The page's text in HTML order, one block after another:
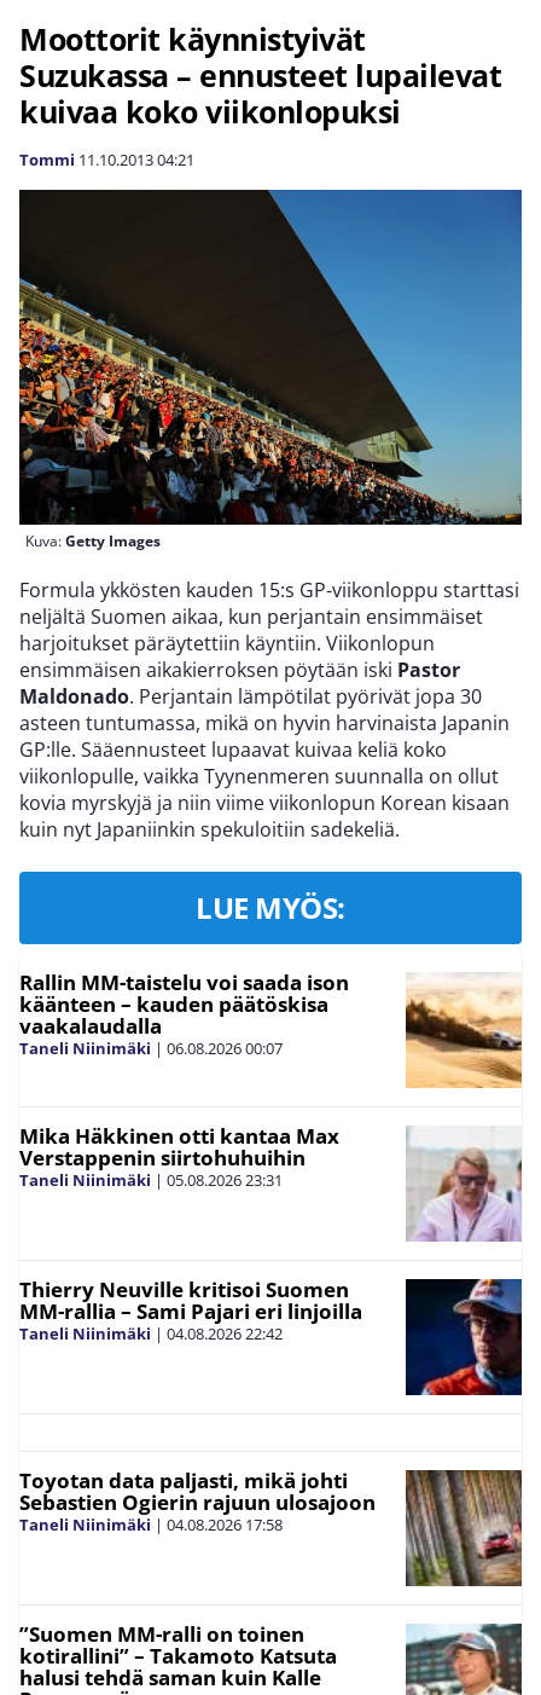
Moottorit käynnistyivät
Suzukassa – ennusteet lupailevat
kuivaa koko viikonlopuksi
Tommi 11.10.201304:21
Kuva:Getty Images
Formula ykkösten kauden 15:s GP-viikonloppu starttasi
neljältä Suomen aikaa, kun perjantain ensimmäiset
harjoitukset päräytettiin käyntiin. Viikonlopun
ensimmäisen aikakierroksen pöytään iski Pastor
Maldonado. Perjantain lämpötilat pyörivät jopa 30
asteen tuntumassa, mikä on hyvin harvinaista Japanin
GP:lle. Sääennusteet lupaavat kuivaa keliä koko
viikonlopulle, vaikka Tyynenmeren suunnalla on ollut
kovia myrskyjä ja niin viime viikonlopun Korean kisaan
kuin nyt Japaniinkin spekuloitiin sadekeliä.
LUE MYÖS:
Rallin MM-taistelu voi saada ison
käänteen – kauden päätöskisa
vaakalaudalla
Taneli Niinimäki | 06.08.202600:07
Mika Häkkinen otti kantaa Max
Verstappenin siirtohuhuihin
Taneli Niinimäki | 05.08.202623:31
Thierry Neuville kritisoi Suomen
MM-rallia – Sami Pajari eri linjoilla
Taneli Niinimäki | 04.08.202622:42
Toyotan data paljasti, mikä johti
Sebastien Ogierin rajuun ulosajoon
Taneli Niinimäki | 04.08.2026 17:58
”Suomen MM-ralli on toinen
kotirallini” – Takamoto Katsuta
halusi tehdä saman kuin Kalle